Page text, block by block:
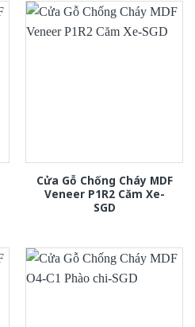
Cửa Gỗ Chống Cháy MDF
Veneer P1R2 Căm Xe-
SGD